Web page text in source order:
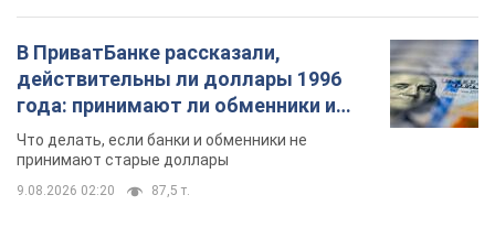
В ПриватБанке рассказали,
действительны ли доллары 1996
года: принимают ли обменники и
банки такие купюры
Что делать, если банки и обменники не
принимают старые доллары
9.08.2026 02:20 87,5 т.